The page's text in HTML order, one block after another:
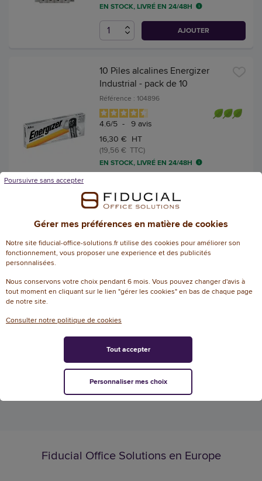
EN STOCK, LIVRÉ EN 24/48H
AJOUTER
10 Piles alcalines Energizer
Industrial - pack de 10
Référence : 104896
4.6/5 - 9 avis
16,30 € HT
(19,56 € TTC)
EN STOCK, LIVRÉ EN 24/48H
4 Piles alcalines ENERGIZER
Eveready LR6(AA)
Référence : 113388
4.8/5- 6avis
6,50 € HT
EN STOCK, LIVRÉ EN 24/48H
Fiducial Office Solutions en Europe
Gérer mes préférences en matière de cookies
Notre site fiducial-office-solutions.fr utilise des cookies pour améliorer son
fonctionnement, vous proposer une experience et des publicités
personnalisées.
Nous conservons votre choix pendant 6 mois. Vous pouvez changer d'avis à
tout moment en cliquant sur le lien "gérer les cookies" en bas de chaque page
de notre site.
Consulter notre politique de cookies
Poursuivre sans accepter
Personnaliser mes choix
Tout accepter